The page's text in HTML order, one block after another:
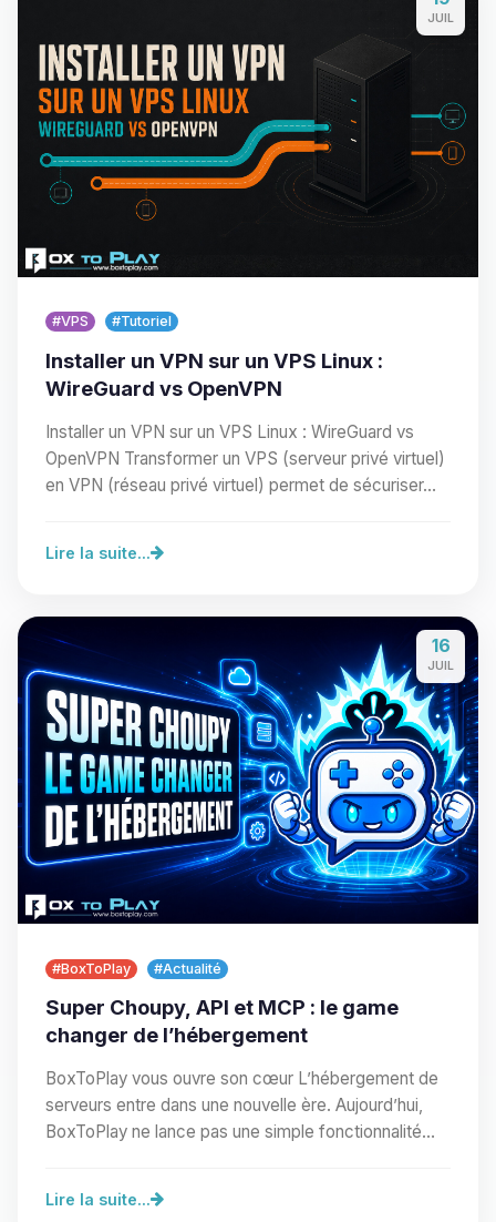
JUIL
#VPS #Tutoriel
Installer un VPN sur un VPS Linux :
WireGuard vs OpenVPN
Installer un VPN sur un VPS Linux : WireGuard vs
OpenVPN Transformer un VPS (serveur privé virtuel)
en VPN (réseau privé virtuel) permet de sécuriser…
Lire la suite...
16
JUIL
#BoxToPlay #Actualité
Super Choupy, API et MCP : le game
changer de l’hébergement
BoxToPlay vous ouvre son cœur L’hébergement de
serveurs entre dans une nouvelle ère. Aujourd’hui,
BoxToPlay ne lance pas une simple fonctionnalité
Lire la suite...